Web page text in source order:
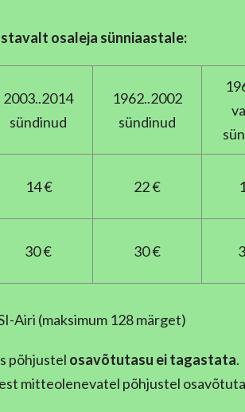
osaleja sünniaastale:
2003..2014
sündinud
1962..2002
sündinud
14 € 22 €
30 € 30 €
Airi (maksimum 128 märget)
põhjustel osavõtutasu ei tagastata.
mitteolenevatel põhjustel